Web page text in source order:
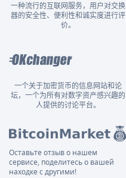
一种流行的互联网服务，用户对交换
器的安全性、便利性和诚实度进行评
价。
一个关于加密货币的信息网站和论
坛，一个为所有对数字资产感兴趣的
人提供的讨论平台。
Оставьте отзыв о нашем
сервисе, поделитесь о вашей
находке с другими!